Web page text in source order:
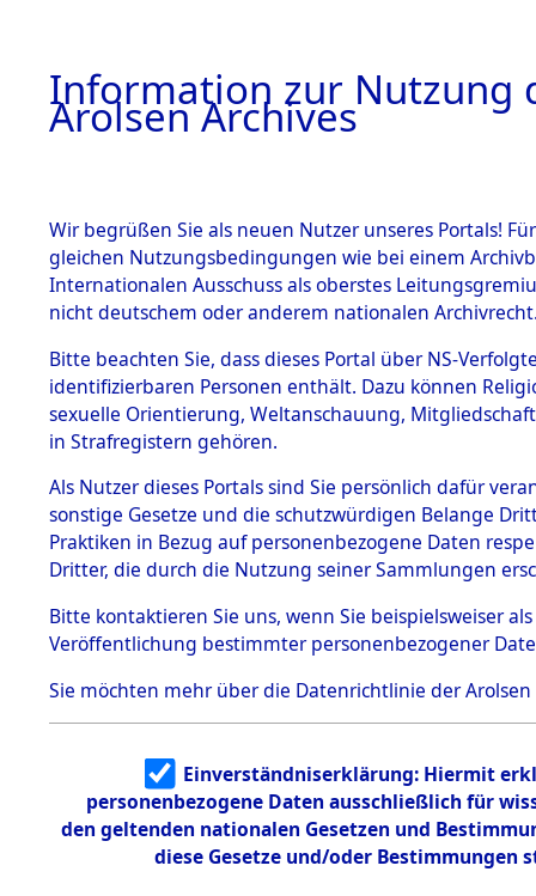
BESTÄNDE
1.
Inhaftierungsdoku
mente
1.2.9 Beim ITS
verwahrte
1.2.9.1
Effekten aus
dem KZ
Dachau
Effekten aus
dem KZ
Dachau,
Landesentsch
ädigungsamt
Effekten aus
dem KZ
Neuengamm
e
Dokument
3Akten
JAWORSKI,
JAWORSKI,
geb. 22. April 1914
Land
Polen
Häftlingsnummer
23964
DOKUMENTE
Information zur Nutzung
Arolsen Archives
Wir begrüßen Sie als neuen Nutzer unseres Portals!
gleichen Nutzungsbedingungen wie bei einem
Internationalen Ausschuss als oberstes
nicht deutschem oder anderem nationalen
Bitte beachten Sie, dass dieses Portal über NS-
identifizierbaren Personen enthält. Dazu können
sexuelle Orientierung, Weltanschauung,
in Strafregistern gehören.
Als Nutzer dieses Portals sind Sie persönlich dafür
sonstige Gesetze und die schutzwürdigen Belange
Praktiken in Bezug auf personenbezogene Daten
Dritter, die durch die Nutzung seiner Sammlungen
Bitte kontaktieren Sie uns, wenn Sie beispielsweiser
Veröffentlichung bestimmter personenbezogener
Sie möchten mehr über die Datenrichtlinie der Arolsen
Einverständniserklärung: Hiermit
personenbezogene Daten ausschließlich für
den geltenden nationalen Gesetzen und
diese Gesetze und/oder Bestimmungen